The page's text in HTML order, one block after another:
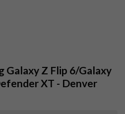
Galaxy Z Flip 6/Galaxy
XT - Denver